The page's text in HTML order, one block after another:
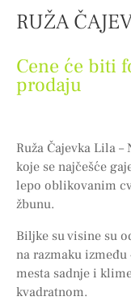
RUŽA
Cene će biti
prodaju
Ruža Čajevka Lila
koje se najčešće
lepo oblikovanim
žbunu.
Biljke su visine su
na razmaku
mesta sadnje i
kvadratnom.